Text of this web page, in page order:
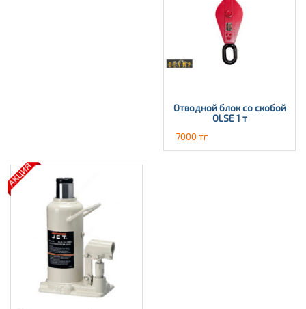
Отводной блок со скобой
OLSE 1 т
7000 тг